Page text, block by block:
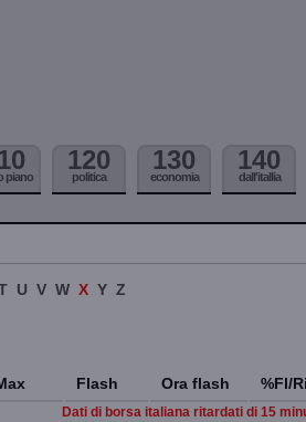
piano
120
politica
130
economia
140
dall'itallia
U V W X Y Z
Flash Ora flash %Fl/Ri
Dati di borsa italiana ritardati di 15